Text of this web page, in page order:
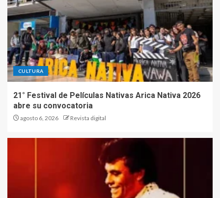
CULTURA
21° Festival de Películas Nativas Arica Nativa 2026
abre su convocatoria
agosto 6, 2026 Revista digital